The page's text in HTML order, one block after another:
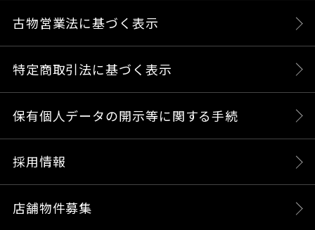
古物営業法に基づく表示
特定商取引法に基づく表示
保有個人データの開示等に関する手続
採用情報
店舗物件募集